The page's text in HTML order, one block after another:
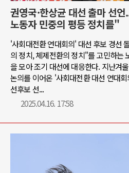
권영국·한상균 대선 출마 선
노동자 민중의 평등 정치를"
'사회대전환 연대회의' 대선 후보 경선
의 정치, 체제전환의 정치"를 고민하는
을 모아 조기 대선에 대응한다. 지난겨
논의를 이어온 '사회대전환 대선 연대
선후보 선...
2025.04.16. 17:58